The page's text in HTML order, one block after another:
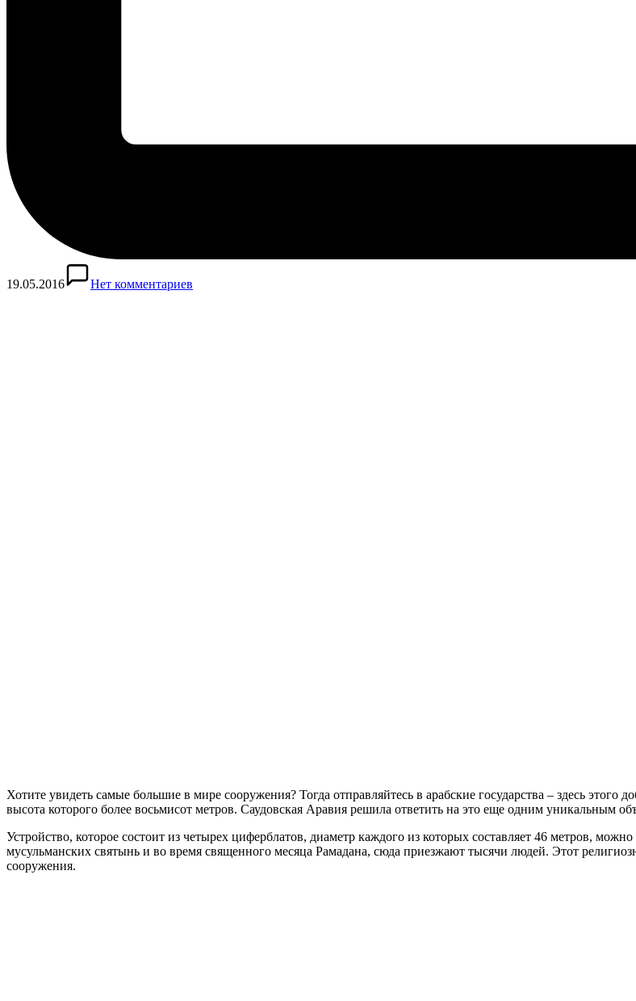
19.05.2016 Нет комментариев
Хотите увидеть самые большие в мире сооружения? Тогда отправляйтесь в арабские государства – здесь
высота которого более восьмисот метров. Саудовская Аравия решила ответить на это еще одним уникальным
Устройство, которое состоит из четырех циферблатов, диаметр каждого из которых составляет 46 метров,
мусульманских святынь и во время священного месяца Рамадана, сюда приезжают тысячи людей. Этот
сооружения.